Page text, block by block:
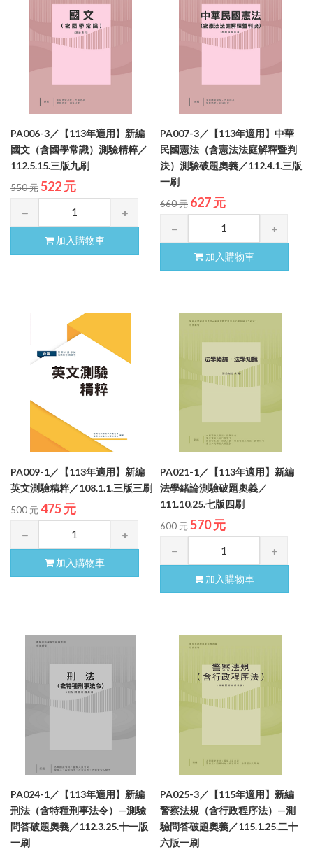
PA006-3／【113年適用】新編
國文（含國學常識）測驗精粹／
112.5.15.三版九刷
550 元522 元
加入購物車
PA007-3／【113年適用】中華
民國憲法（含憲法法庭解釋暨判
決）測驗破題奧義／112.4.1.三版
一刷
660 元 627 元
加入購物車
PA009-1／【113年適用】新編
英文測驗精粹／108.1.1.三版三刷
500 元475 元
加入購物車
PA021-1／【113年適用】新編
法學緒論測驗破題奧義／
111.10.25.七版四刷
600 元570 元
加入購物車
PA024-1／【113年適用】新編
刑法（含特種刑事法令）—測驗
問答破題奧義／112.3.25.十一版
一刷
PA025-3／【115年適用】新編
警察法規（含行政程序法）—測
驗問答破題奧義／115.1.25.二十
六版一刷